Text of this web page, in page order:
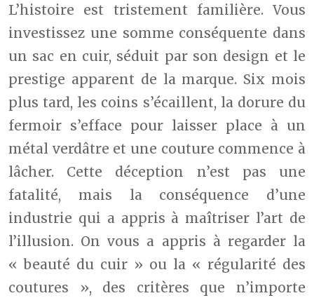
L’histoire est tristement familière. Vous
investissez une somme conséquente dans
un sac en cuir, séduit par son design et le
prestige apparent de la marque. Six mois
plus tard, les coins s’écaillent, la dorure du
fermoir s’efface pour laisser place à un
métal verdâtre et une couture commence à
lâcher. Cette déception n’est pas une
fatalité, mais la conséquence d’une
industrie qui a appris à maîtriser l’art de
l’illusion. On vous a appris à regarder la
« beauté du cuir » ou la « régularité des
coutures », des critères que n’importe